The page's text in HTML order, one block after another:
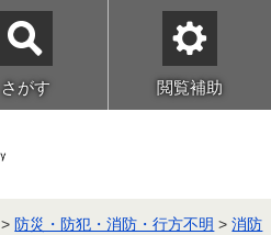
さがす 閲覧補助
> 防災・防犯・消防・行方不明 >消防